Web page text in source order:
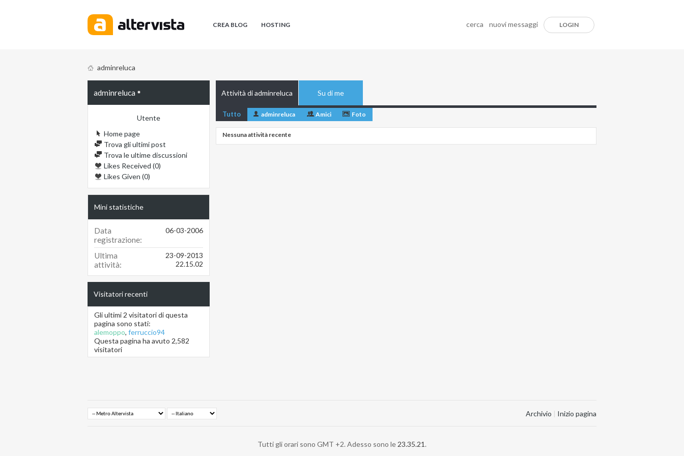
CREA BLOG HOSTING cerca nuovi messaggi LOGIN
adminreluca
adminreluca
Utente
Home page
Trova gli ultimi post
Trova le ultime discussioni
Likes Received (0)
Likes Given (0)
Mini statistiche
Data
registrazione
06-03-2006
Ultima
attività
23-09-2013
22.15.02
Visitatori recenti
Gli ultimi 2 visitatori di questa
pagina sono stati:
alemoppo, ferruccio94
Questa pagina ha avuto 2,582
visitatori
Attività di adminreluca Su di me
Tutto adminreluca Amici Foto
Nessuna attività recente
Archivio | Inizio pagina
Tutti gli orari sono GMT +2. Adesso sono le 23.35.21.